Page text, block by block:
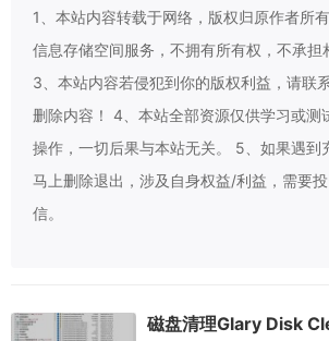
1、本站内容转载于网络，版权归原作者所
信息存储空间服务，不拥有所有权，不承担
3、本站内容若侵犯到你的版权利益，请联
删除内容！ 4、本站全部资源仅供学习或测
操作，一切后果与本站无关。 5、如果遇到
马上删除退出，涉及自身权益/利益，需要
信。